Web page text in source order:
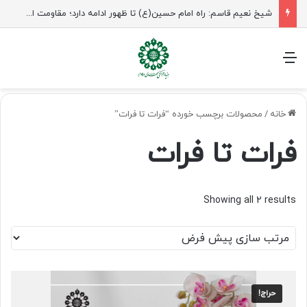
شیخ نعیم قاسم: راه امام حسین(ع) تا ظهور ادامه دارد؛ مقاومت از کربلا الهام می‌گیرد
منو
خانه / محصولات برچسب خورده “فرات تا فرات”
فرات تا فرات
Showing all 2 results
حراج!